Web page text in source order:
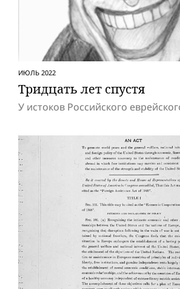
ИЮЛЬ 2022
Тридцать лет спустя
У истоков Российского